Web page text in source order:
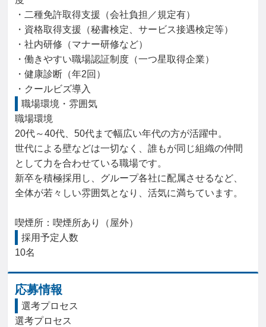
・二種免許取得支援（会社負担／規定有）
・資格取得支援（秘書検定、サービス接遇検定等）
・社内研修（マナー研修など）
・働きやすい職場認証制度（一つ星取得企業）
・健康診断（年2回）
・クールビズ導入
職場環境・雰囲気
職場環境
20代～40代、50代まで幅広い年代の方が活躍中。
世代による壁などは一切なく、誰もが同じ組織の仲間
として力を合わせている職場です。
新卒を積極採用し、グループ各社に配属させるなど、
全体が若々しい雰囲気となり、活気に満ちています。
喫煙所：喫煙所あり（屋外）
採用予定人数
10名
応募情報
選考プロセス
選考プロセス